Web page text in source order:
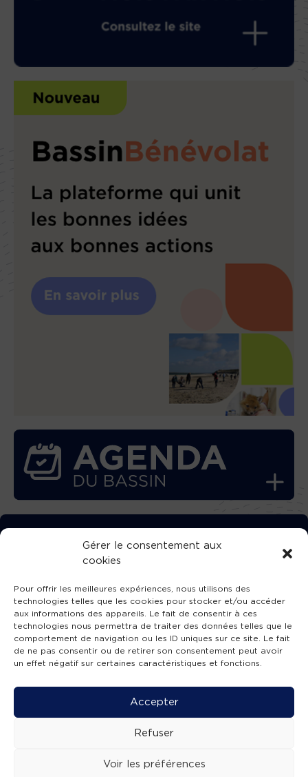
Gérer le consentement aux
cookies
Pour offrir les meilleures expériences, nous utilisons des
technologies telles que les cookies pour stocker et/ou accéder
aux informations des appareils. Le fait de consentir à ces
technologies nous permettra de traiter des données telles que le
comportement de navigation ou les ID uniques sur ce site. Le fait
de ne pas consentir ou de retirer son consentement peut avoir
un effet négatif sur certaines caractéristiques et fonctions.
Accepter
Refuser
Voir les préférences
TÉLÉCHARGEZ GRATUITEMENT
L’APPLICATION TVBA !
SUIVEZ-NOUS !
Mentions légales -Accessibilité